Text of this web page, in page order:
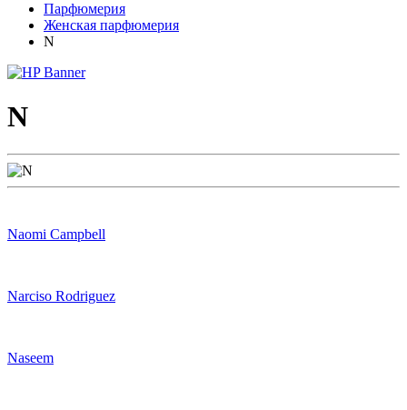
Парфюмерия
Женская парфюмерия
N
N
Naomi Campbell
Narciso Rodriguez
Naseem